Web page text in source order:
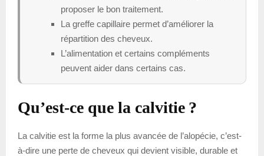
proposer le bon traitement.
La greffe capillaire permet d’améliorer la
répartition des cheveux.
L’alimentation et certains compléments
peuvent aider dans certains cas.
Qu’est-ce que la calvitie ?
La calvitie est la forme la plus avancée de l’alopécie, c’est-
à-dire une perte de cheveux qui devient visible, durable et